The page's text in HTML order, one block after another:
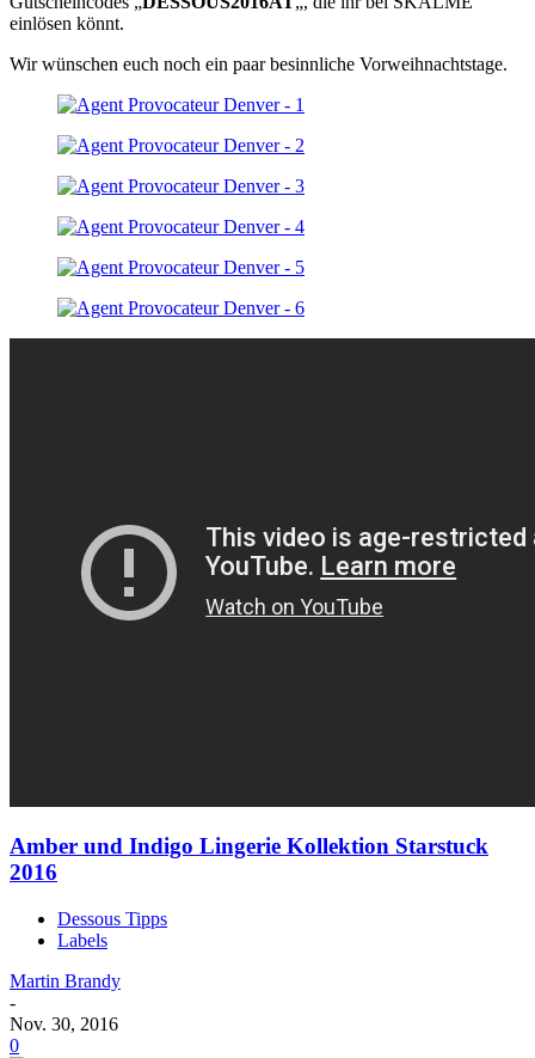
einlösen könnt.
Wir wünschen euch noch ein paar besinnliche Vorweihnachtstage.
Amber und Indigo Lingerie Kollektion Starstuck
2016
Dessous Tipps
Labels
Martin Brandy
-
Nov. 30, 2016
0